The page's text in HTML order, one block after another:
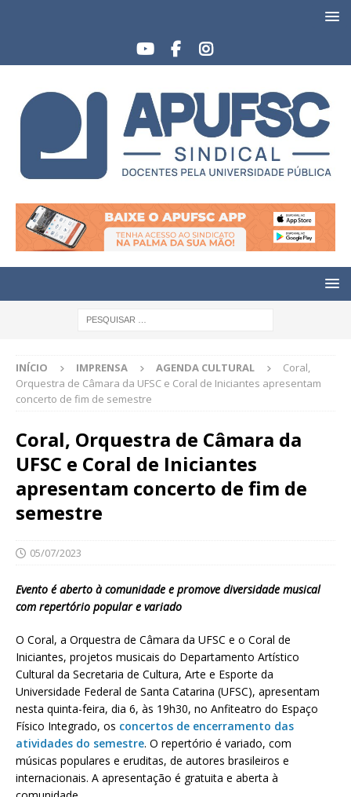
INÍCIO IMPRENSA AGENDA CULTURAL
Coral,
Orquestra de Câmara da UFSC e Coral de Iniciantes apresentam
concerto de fim de semestre
Coral, Orquestra de Câmara da
UFSC e Coral de Iniciantes
apresentam concerto de fim de
semestre
05/07/2023
Evento é aberto à comunidade e promove diversidade musical
com repertório popular e variado
O Coral, a Orquestra de Câmara da UFSC e o Coral de
Iniciantes, projetos musicais do Departamento Artístico
Cultural da Secretaria de Cultura, Arte e Esporte da
Universidade Federal de Santa Catarina (UFSC), apresentam
nesta quinta-feira, dia 6, às 19h30, no Anfiteatro do Espaço
Físico Integrado, os concertos de encerramento das
atividades do semestre. O repertório é variado, com
músicas populares e eruditas, de autores brasileiros e
internacionais. A apresentação é gratuita e aberta à